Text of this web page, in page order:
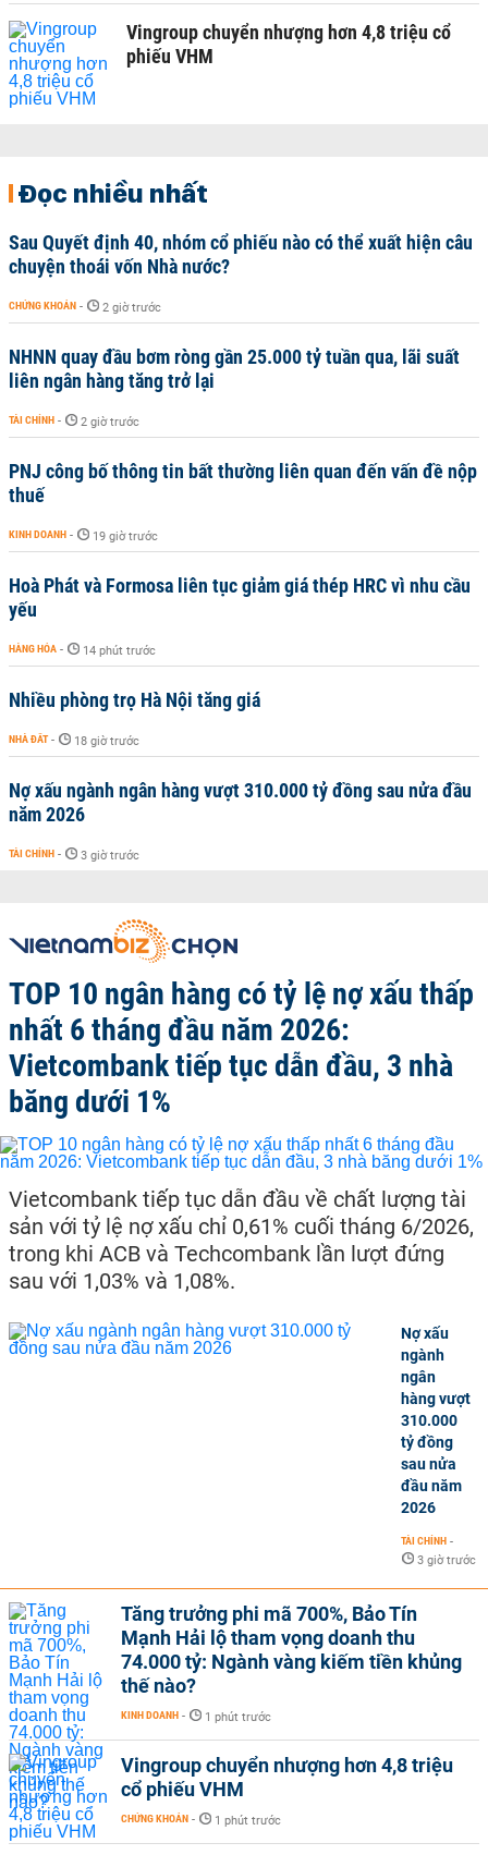
Vingroup chuyển nhượng hơn 4,8 triệu cổ
phiếu VHM
Đọc nhiều nhất
Sau Quyết định 40, nhóm cổ phiếu nào có thể xuất hiện câu
chuyện thoái vốn Nhà nước?
CHỨNG KHOÁN - 2 giờ trước
NHNN quay đầu bơm ròng gần 25.000 tỷ tuần qua, lãi suất
liên ngân hàng tăng trở lại
TÀI CHÍNH - 2 giờ trước
PNJ công bố thông tin bất thường liên quan đến vấn đề nộp
thuế
KINH DOANH - 19 giờ trước
Hoà Phát và Formosa liên tục giảm giá thép HRC vì nhu cầu
yếu
HÀNG HÓA - 14 phút trước
Nhiều phòng trọ Hà Nội tăng giá
NHÀ ĐẤT - 18 giờ trước
Nợ xấu ngành ngân hàng vượt 310.000 tỷ đồng sau nửa đầu
năm 2026
TÀI CHÍNH - 3 giờ trước
TOP 10 ngân hàng có tỷ lệ nợ xấu thấp
nhất 6 tháng đầu năm 2026:
Vietcombank tiếp tục dẫn đầu, 3 nhà
băng dưới 1%
Vietcombank tiếp tục dẫn đầu về chất lượng tài
sản với tỷ lệ nợ xấu chỉ 0,61% cuối tháng 6/2026,
trong khi ACB và Techcombank lần lượt đứng
sau với 1,03% và 1,08%.
Nợ xấu
ngành
ngân
hàng vượt
310.000
tỷ đồng
sau nửa
đầu năm
2026
TÀI CHÍNH -
3 giờ trước
Tăng trưởng phi mã 700%, Bảo Tín
Mạnh Hải lộ tham vọng doanh thu
74.000 tỷ: Ngành vàng kiếm tiền khủng
thế nào?
KINH DOANH - 1 phút trước
Vingroup chuyển nhượng hơn 4,8 triệu
cổ phiếu VHM
CHỨNG KHOÁN - 1 phút trước